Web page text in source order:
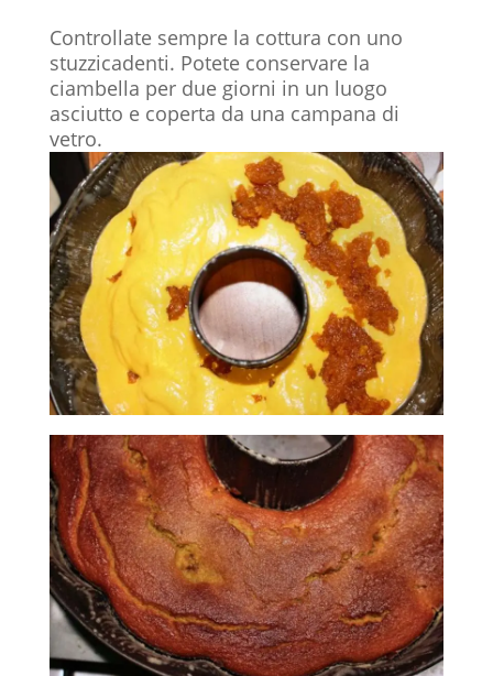
Controllate sempre la cottura con uno
stuzzicadenti. Potete conservare la
ciambella per due giorni in un luogo
asciutto e coperta da una campana di
vetro.